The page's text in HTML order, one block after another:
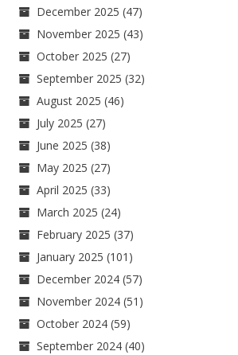
December 2025 (47)
November 2025 (43)
October 2025 (27)
September 2025 (32)
August 2025 (46)
July 2025 (27)
June 2025 (38)
May 2025 (27)
April 2025 (33)
March 2025 (24)
February 2025 (37)
January 2025 (101)
December 2024 (57)
November 2024 (51)
October 2024 (59)
September 2024 (40)